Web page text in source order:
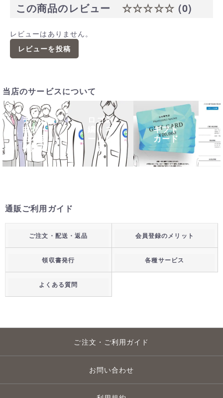
この商品のレビュー ☆☆☆☆☆ (0)
レビューはありません。
レビューを投稿
当店のサービスについて
チーム
白衣・
白衣団
体購入
ロゴ刺
繍・ネ
ーム刺
繍
ギフト
カード
通販ご利用ガイド
ご注文・配送・返品 会員登録のメリット
領収書発行 各種サービス
よくある質問
ご注文・ご利用ガイド
お問い合わせ